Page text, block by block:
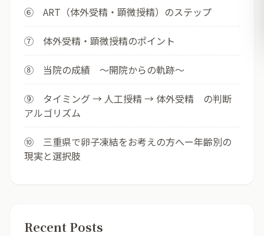
⑥ ART（体外受精・顕微授精）のステップ
⑦ 体外受精・顕微授精のポイント
⑧ 当院の成績 ～開院からの軌跡～
⑨ タイミング → 人工授精 → 体外受精 の判断
アルゴリズム
⑩ 三重県で卵子凍結をお考えの方へー年齢別の
現実と選択肢
Recent Posts